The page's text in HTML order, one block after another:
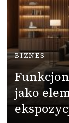
BIZNES
jako